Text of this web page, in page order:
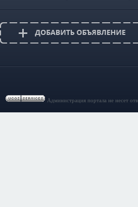
Администрация портала не несет